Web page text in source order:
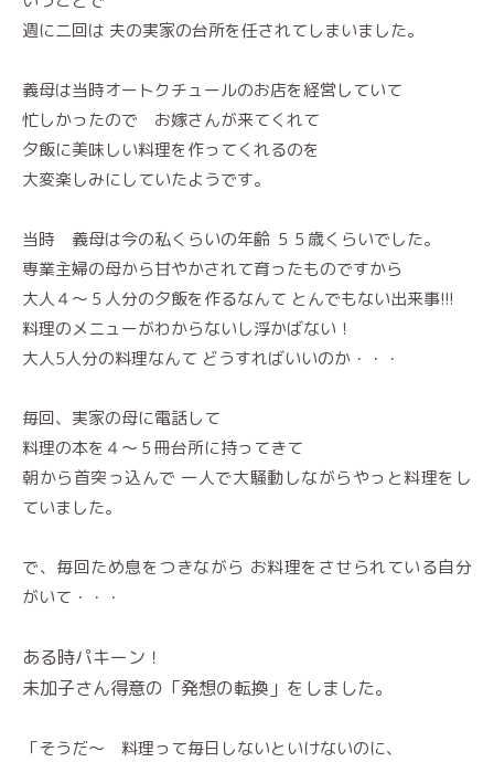
週に二回は 夫の実家の台所を任されてしまいました。
義母は当時オートクチュールのお店を経営していて
忙しかったので お嫁さんが来てくれて
夕飯に美味しい料理を作ってくれるのを
大変楽しみにしていたようです。
当時 義母は今の私くらいの年齢 ５５歳くらいでした。
専業主婦の母から甘やかされて育ったものですから
大人４〜５人分の夕飯を作るなんて とんでもない出来事!!!
料理のメニューがわからないし浮かばない！
大人5人分の料理なんて どうすればいいのか・・・
毎回、実家の母に電話して
料理の本を４〜５冊台所に持ってきて
朝から首突っ込んで 一人で大騒動しながらやっと料理をし
ていました。
で、毎回ため息をつきながら お料理をさせられている自分
がいて・・・
ある時パキーン！
未加子さん得意の「発想の転換」をしました。
「そうだ〜 料理って毎日しないといけないのに、